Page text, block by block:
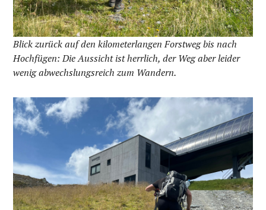
Blick zurück auf den kilometerlangen Forstweg bis nach
Hochfügen: Die Aussicht ist herrlich, der Weg aber leider
wenig abwechslungsreich zum Wandern.